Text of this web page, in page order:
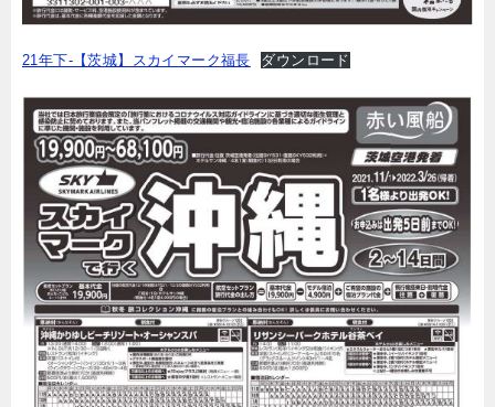
21年下-【茨城】スカイマーク福長 ダウンロード